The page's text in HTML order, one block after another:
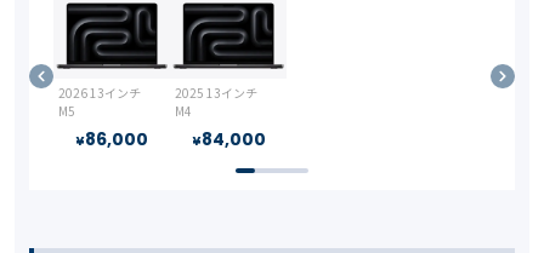
2026 13インチ
M5
¥86,000
2025 13インチ
M4
¥84,000